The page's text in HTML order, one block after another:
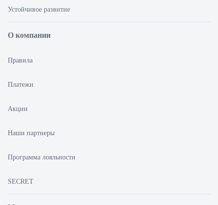
Устойчивое развитие
О компании
Правила
Платежи
Акции
Наши партнеры
Программа лояльности
SECRET